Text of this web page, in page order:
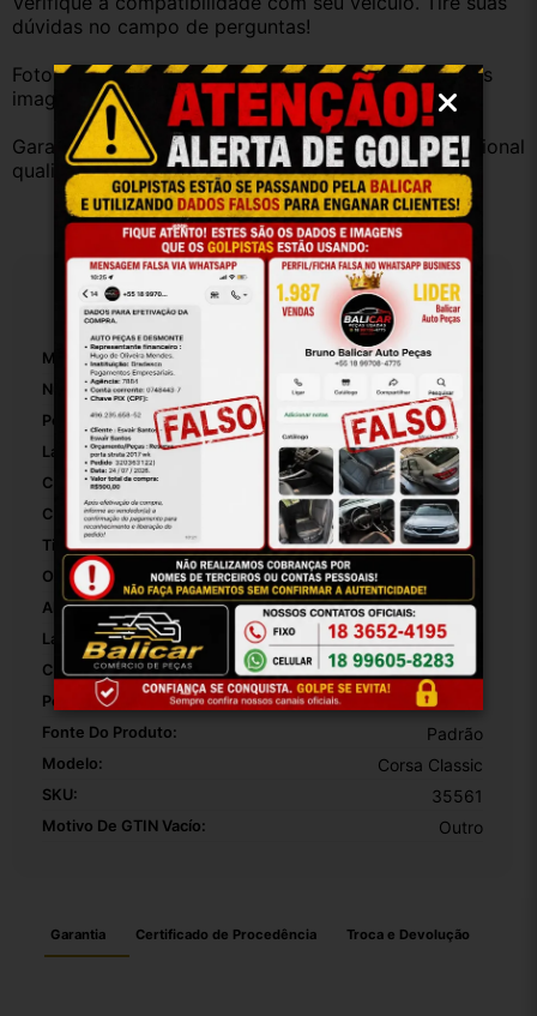
dúvidas no campo de perguntas!
Fotos reais do produto. Peça exatamente igual à das
imagens.
Garantia válida somente com instalação por profissional
qualificado.
Especificações
Marca: Chevrolet
Número De Peça:
Posição: Traseira
Lado: Direito
Cor: Branco
Cor Principal: Branco
Tipo De Veículo: Carro/Caminhonete
OEM:
Altura Da Embalagem: 1
Largura Da Embalagem:
Comprimento Da Embalagem: 1
Peso Da Embalagem:
Fonte Do Produto: Padrão
Modelo: Corsa Classic
SKU: 35561
Motivo De GTIN Vacío: Outro
Garantia Certificado de Procedência Troca e Devolução